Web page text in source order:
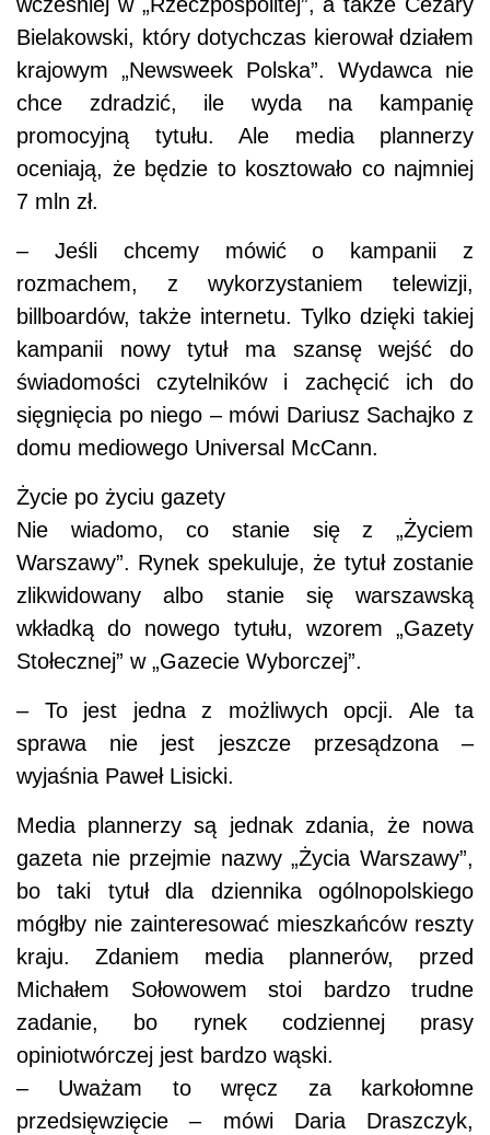
wcześniej w „Rzeczpospolitej”, a także Cezary
Bielakowski, który dotychczas kierował działem
krajowym „Newsweek Polska”. Wydawca nie
chce zdradzić, ile wyda na kampanię
promocyjną tytułu. Ale media plannerzy
oceniają, że będzie to kosztowało co najmniej
7 mln zł.
– Jeśli chcemy mówić o kampanii z
rozmachem, z wykorzystaniem telewizji,
billboardów, także internetu. Tylko dzięki takiej
kampanii nowy tytuł ma szansę wejść do
świadomości czytelników i zachęcić ich do
sięgnięcia po niego – mówi Dariusz Sachajko z
domu mediowego Universal McCann.
Życie po życiu gazety
Nie wiadomo, co stanie się z „Życiem
Warszawy”. Rynek spekuluje, że tytuł zostanie
zlikwidowany albo stanie się warszawską
wkładką do nowego tytułu, wzorem „Gazety
Stołecznej” w „Gazecie Wyborczej”.
– To jest jedna z możliwych opcji. Ale ta
sprawa nie jest jeszcze przesądzona –
wyjaśnia Paweł Lisicki.
Media plannerzy są jednak zdania, że nowa
gazeta nie przejmie nazwy „Życia Warszawy”,
bo taki tytuł dla dziennika ogólnopolskiego
mógłby nie zainteresować mieszkańców reszty
kraju. Zdaniem media plannerów, przed
Michałem Sołowowem stoi bardzo trudne
zadanie, bo rynek codziennej prasy
opiniotwórczej jest bardzo wąski.
– Uważam to wręcz za karkołomne
przedsięwzięcie – mówi Daria Draszczyk,